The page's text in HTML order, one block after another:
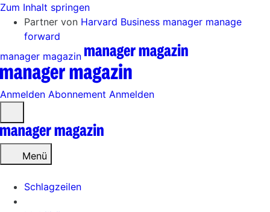
Zum Inhalt springen
Partner von Harvard Business manager manage
forward
manager magazin
Anmelden Abonnement Anmelden
öffnen
Menü
Schlagzeilen